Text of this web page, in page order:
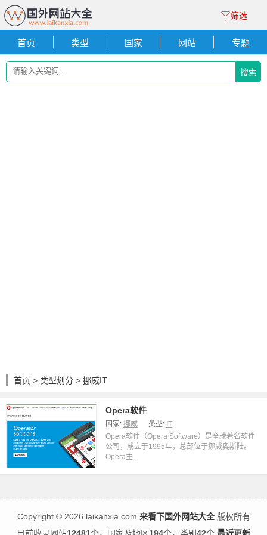
筛选
首页 类型 国家 网站 专题
搜索
首页 > 类型划分 > 挪威IT
Opera软件
国家: 挪威 类型: IT
Opera软件（Opera Software）是全球著名软件
公司，成立于1995年，总部位于挪威奥斯陆。
Opera主...
Copyright ©2026 laikanxia.com 来看下国外网站大全版权所有